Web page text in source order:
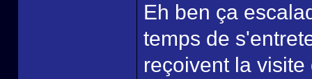
Eh ben ça
temps de
reçoivent la